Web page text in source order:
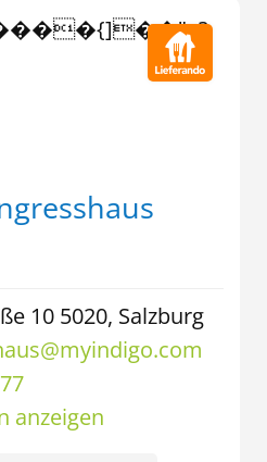
10 5020, Salzburg
anzeigen